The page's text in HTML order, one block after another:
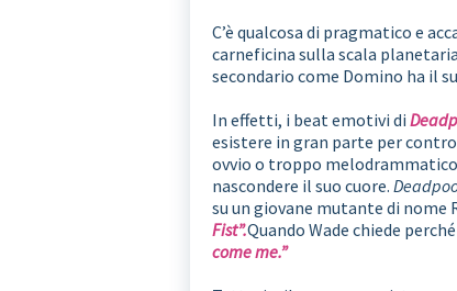
C’è qualcosa di pragmatico e
carneficina sulla scala
secondario come Domino ha il
In effetti, i beat emotivi di
esistere in gran parte per
ovvio o troppo
nascondere il suo cuore.
su un giovane mutante di nome
Fist”.Quando Wade chiede
come me.”